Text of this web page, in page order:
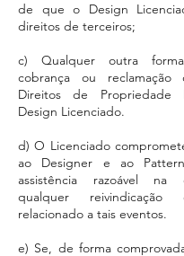
de que o Design
direitos de terceiros;
c) Qualquer outra
cobrança ou
Direitos de Propriedade
Design Licenciado.
d) O Licenciado
ao Designer e ao
assistência razoável na
qualquer reivindicação
relacionado a tais eventos.
e) Se, de forma